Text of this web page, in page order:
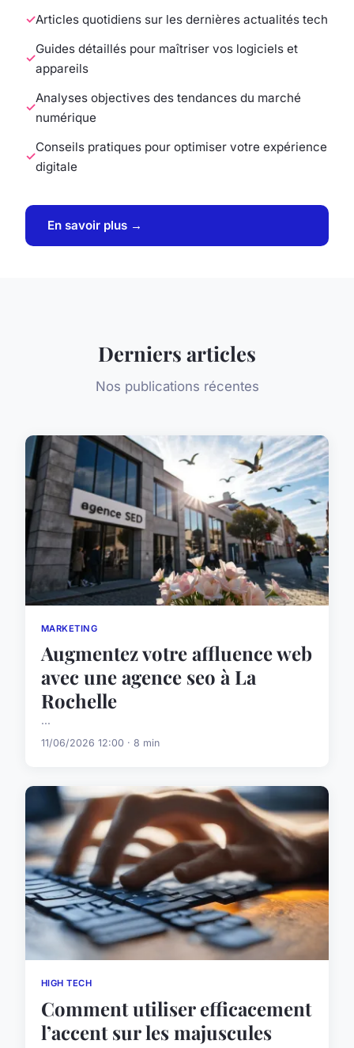
Articles quotidiens sur les dernières actualités tech
Guides détaillés pour maîtriser vos logiciels et
appareils
Analyses objectives des tendances du marché
numérique
Conseils pratiques pour optimiser votre expérience
digitale
En savoir plus →
Derniers articles
Nos publications récentes
MARKETING
Augmentez votre affluence web
avec une agence seo à La
Rochelle
...
11/06/2026 12:00 · 8 min
HIGH TECH
Comment utiliser efficacement
l’accent sur les majuscules